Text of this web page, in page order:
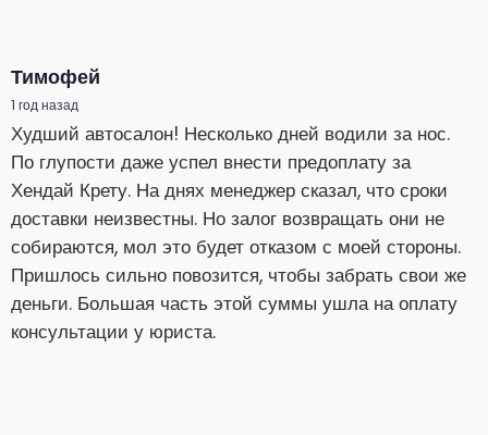
Тимофей
1 год назад
Худший автосалон! Несколько дней водили за нос.
По глупости даже успел внести предоплату за
Хендай Крету. На днях менеджер сказал, что сроки
доставки неизвестны. Но залог возвращать они не
собираются, мол это будет отказом с моей стороны.
Пришлось сильно повозится, чтобы забрать свои же
деньги. Большая часть этой суммы ушла на оплату
консультации у юриста.